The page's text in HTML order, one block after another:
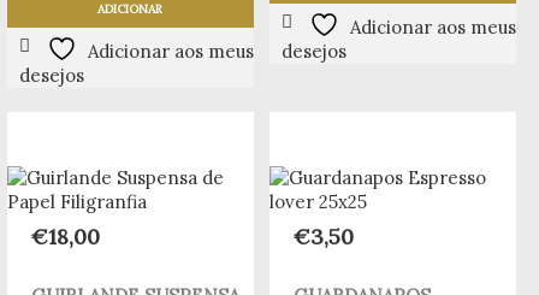
ADICIONAR
Adicionar aos meus
desejos
Adicionar aos meus
desejos
€18,00 €3,50